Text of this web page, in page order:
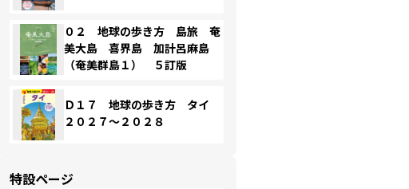
０２ 地球の歩き方 島旅 奄
美大島 喜界島 加計呂麻島
（奄美群島１） ５訂版
Ｄ１７ 地球の歩き方 タイ
２０２７～２０２８
特設ページ